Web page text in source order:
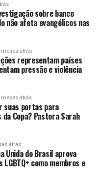
sobre banco
não afeta evangélicos nas
meses atrás
representam países
pressão e violência
meses atrás
suas portas para
Copa? Pastora Sarah
atrás
Unida do Brasil aprova
como membros e